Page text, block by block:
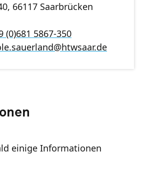
66117 Saarbrücken
(0)681 5867-350
@htwsaar.de
einige Informationen